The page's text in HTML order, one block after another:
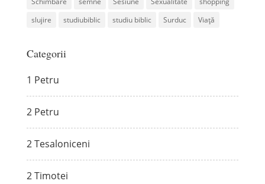
slujire
studiubiblic studiu biblic Surduc Viață
Categorii
1 Petru
2 Petru
2 Tesaloniceni
2 Timotei